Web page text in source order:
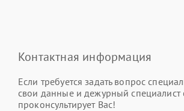
Контактная информация
Если требуется задать вопрос
свои данные и дежурный специалист
проконсультирует Вас!